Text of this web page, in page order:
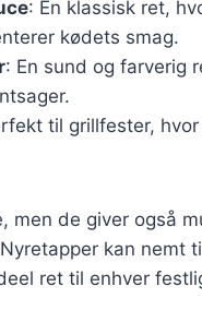
: En klassisk ret,
kødets smag.
: En sund og farverig
til grillfester,
men de giver også
kan nemt
ret til enhver